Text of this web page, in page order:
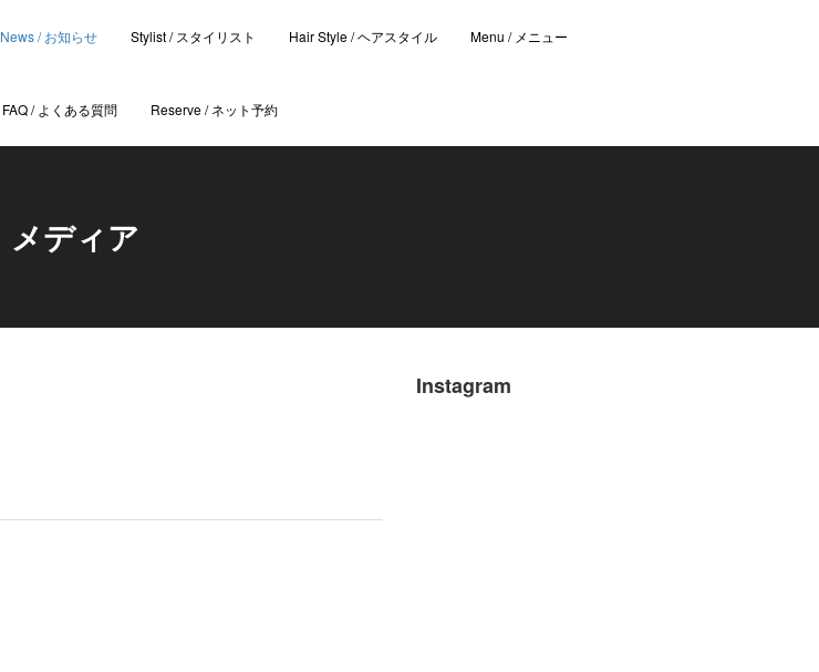
News / お知らせ Stylist / スタイリスト Hair Style / ヘアスタイル Menu / メニュー
FAQ / よくある質問 Reserve / ネット予約
メディア
Instagram